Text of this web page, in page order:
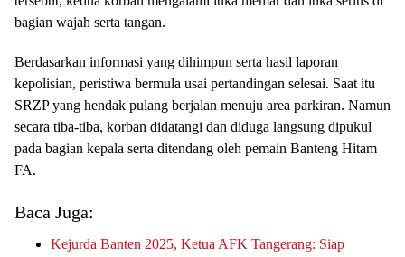
bagian wajah serta tangan.
Berdasarkan informasi yang dihimpun serta hasil laporan
kepolisian, peristiwa bermula usai pertandingan selesai. Saat itu
SRZP yang hendak pulang berjalan menuju area parkiran. Namun
secara tiba-tiba, korban didatangi dan diduga langsung dipukul
pada bagian kepala serta ditendang oleh pemain Banteng Hitam
FA.
Baca Juga:
Kejurda Banten 2025, Ketua AFK Tangerang: Siap